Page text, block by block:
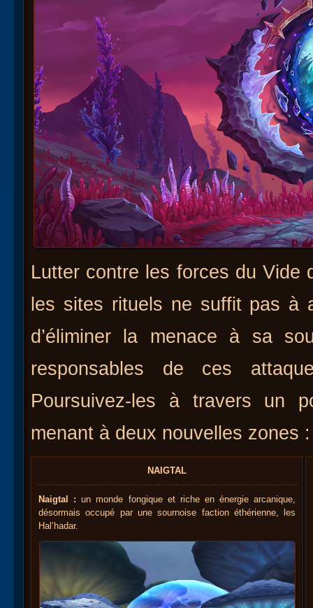
Lutter contre les forces du Vide
les sites rituels ne suffit pas à
d’éliminer la menace à sa
responsables de ces
Poursuivez-les à travers un
menant à deux nouvelles zones
NAIGTAL
Naigtal : un monde fongique et riche en énergie arcanique,
désormais occupé par une sournoise faction éthérienne, les
Hal’hadar.